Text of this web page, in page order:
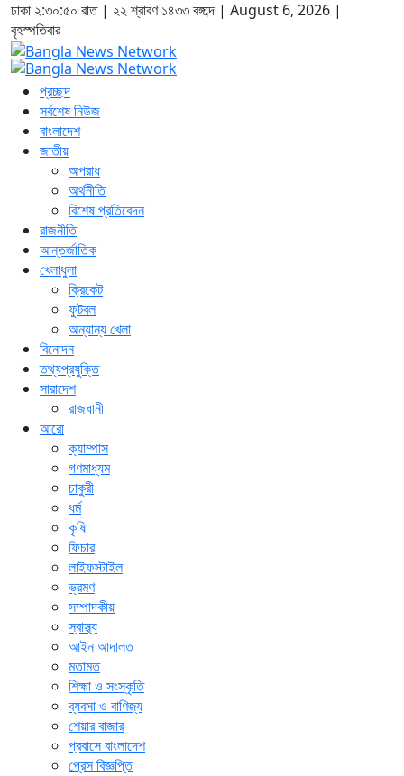
ঢাকা ২:৩০:৫১ রাত| ২২ শ্রাবণ ১৪৩৩ বঙ্গাব্দ | August 6, 2026|
বৃহস্পতিবার
প্রচ্ছদ
সর্বশেষ নিউজ
বাংলাদেশ
জাতীয়
অপরাধ
অর্থনীতি
বিশেষ প্রতিবেদন
রাজনীতি
আন্তর্জাতিক
খেলাধুলা
ক্রিকেট
ফুটবল
অন্যান্য খেলা
বিনোদন
তথ্যপ্রযুক্তি
সারাদেশ
রাজধানী
আরো
ক্যাম্পাস
গণমাধ্যম
চাকুরী
ধর্ম
কৃষি
ফিচার
লাইফস্টাইল
ভ্রমণ
সম্পাদকীয়
স্বাস্থ্য
আইন আদালত
মতামত
শিক্ষা ও সংস্কৃতি
ব্যবসা ও বাণিজ্য
শেয়ার বাজার
প্রবাসে বাংলাদেশ
প্রেস বিজ্ঞপ্তি